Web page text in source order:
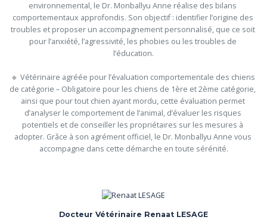
environnemental, le Dr. Monballyu Anne réalise des bilans
comportementaux approfondis. Son objectif : identifier l’origine des
troubles et proposer un accompagnement personnalisé, que ce soit
pour l’anxiété, l’agressivité, les phobies ou les troubles de
l’éducation.
🔹 Vétérinaire agréée pour l’évaluation comportementale des chiens
de catégorie – Obligatoire pour les chiens de 1ère et 2ème catégorie,
ainsi que pour tout chien ayant mordu, cette évaluation permet
d’analyser le comportement de l’animal, d’évaluer les risques
potentiels et de conseiller les propriétaires sur les mesures à
adopter. Grâce à son agrément officiel, le Dr. Monballyu Anne vous
accompagne dans cette démarche en toute sérénité.
Docteur Vétérinaire Renaat LESAGE